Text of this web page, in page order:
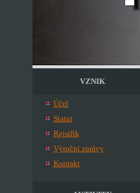
VZNIK
Účel
Statut
Rejstřík
Výroční zprávy
Kontakt